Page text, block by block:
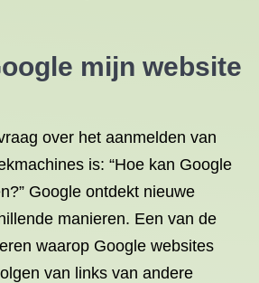
mijn website
over het aanmelden van
is: “Hoe kan Google
Google ontdekt nieuwe
manieren. Een van de
waarop Google websites
van links van andere